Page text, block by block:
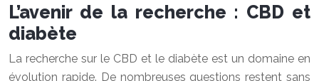
L’avenir de la recherche : CBD et
diabète
La recherche sur le CBD et le diabète est un domaine en
évolution rapide. De nombreuses questions restent sans